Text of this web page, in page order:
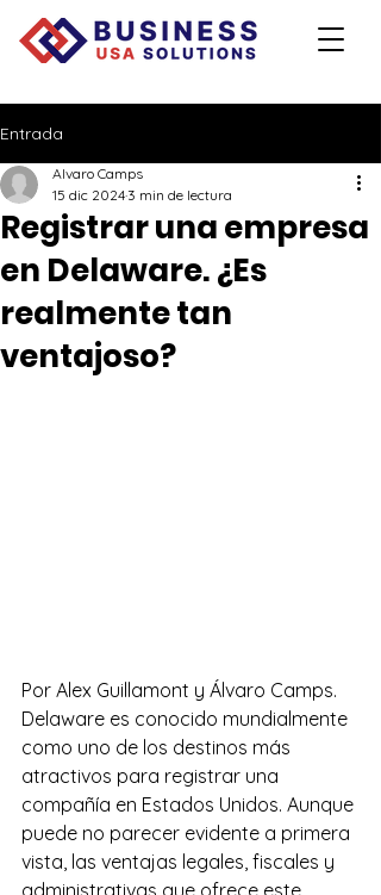
Entrada
Registrar una empresa
en Delaware. ¿Es
realmente tan
ventajoso?
Alvaro Camps
15 dic 2024 3 min de lectura
Por Alex Guillamont y Álvaro Camps.
Delaware es conocido mundialmente
como uno de los destinos más
atractivos para registrar una
compañía en Estados Unidos. Aunque
puede no parecer evidente a primera
vista, las ventajas legales, fiscales y